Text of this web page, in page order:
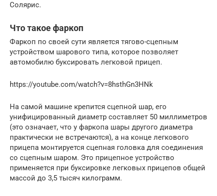
Солярис.
Что такое фаркоп
Фаркоп по своей сути является тягово-сцепным
устройством шарового типа, которое позволяет
автомобилю буксировать легковой прицеп.
https://youtube.com/watch?v=8hsthGn3HNk
На самой машине крепится сцепной шар, его
унифицированный диаметр составляет 50 миллиметров
(это означает, что у фаркопа шары другого диаметра
практически не встречаются), а на конце легкового
прицепа монтируется сцепная головка для соединения
со сцепным шаром. Это прицепное устройство
применяется при буксировке легковых прицепов общей
массой до 3,5 тысяч килограмм.